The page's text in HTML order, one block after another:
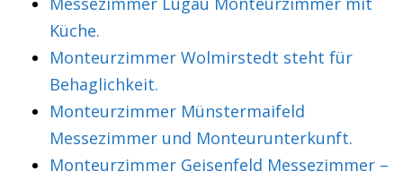
Küche.
Monteurzimmer Wolmirstedt steht für
Behaglichkeit.
Monteurzimmer Münstermaifeld
Messezimmer und Monteurunterkunft.
Monteurzimmer Geisenfeld Messezimmer –